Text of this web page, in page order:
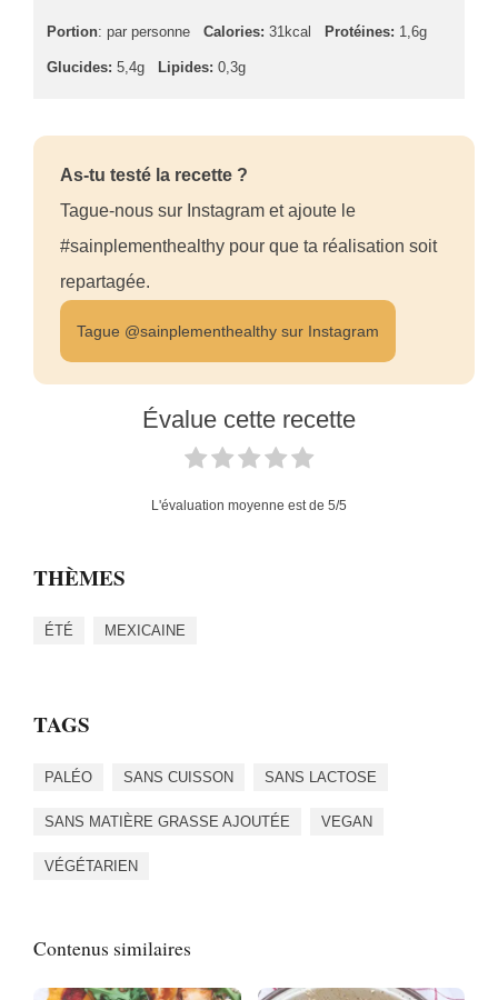
Portion: par personne Calories: 31kcal Protéines: 1,6g
Glucides: 5,4g Lipides: 0,3g
As-tu testé la recette ?
Tague-nous sur Instagram et ajoute le
#sainplementhealthy pour que ta réalisation soit
repartagée.
Tague @sainplementhealthy sur Instagram
Évalue cette recette
L'évaluation moyenne est de 5/5
THÈMES
ÉTÉ MEXICAINE
TAGS
PALÉO SANS CUISSON SANS LACTOSE
SANS MATIÈRE GRASSE AJOUTÉE VEGAN
VÉGÉTARIEN
Contenus similaires